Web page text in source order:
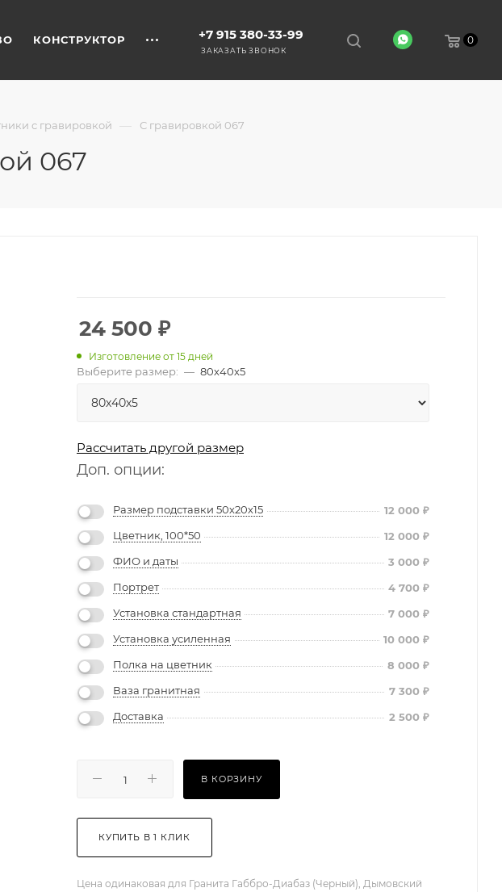
+7 915 380-33-99
ЗАКАЗАТЬ ЗВОНОК
0
КОНСТРУКТОР
с гравировкой — С гравировкой 067
067
24 500 ₽
Изготовление от 15 дней
Выберите размер: — 80х40х5
Рассчитать другой размер
Доп. опции:
Размер подставки 50х20х15 12 000 ₽
Цветник, 100*50
12 000 ₽
ФИО и даты
3 000 ₽
Портрет
4 700 ₽
Установка стандартная
7 000 ₽
Установка усиленная
10 000 ₽
Полка на цветник
8 000 ₽
Ваза гранитная
7 300 ₽
Доставка
2 500 ₽
В КОРЗИНУ
КУПИТЬ В 1 КЛИК
Цена одинаковая для Гранита Габбро-Диабаз (Черный), Дымовский